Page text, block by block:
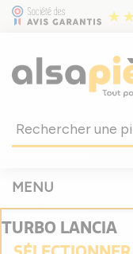
MENU
TURBO LANCIA